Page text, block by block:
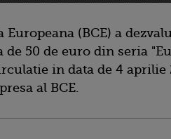
Europeana (BCE) a
de 50 de euro din seria
in data de 4 aprilie
al BCE.